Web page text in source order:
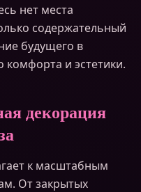
нет места
содержательный
будущего в
и эстетики.
декорация
к масштабным
От закрытых